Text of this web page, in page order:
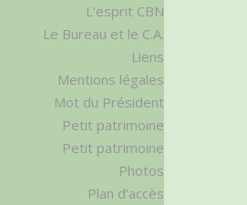
L’esprit CBN
Le Bureau et le C.A.
Liens
Mentions légales
Mot du Président
Petit patrimoine
Petit patrimoine
Photos
Plan d’accès